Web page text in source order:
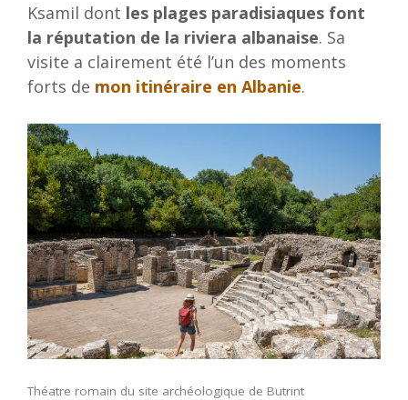
Ksamil dont les plages paradisiaques font
la réputation de la riviera albanaise. Sa
visite a clairement été l’un des moments
forts de mon itinéraire en Albanie.
Théatre romain du site archéologique de Butrint